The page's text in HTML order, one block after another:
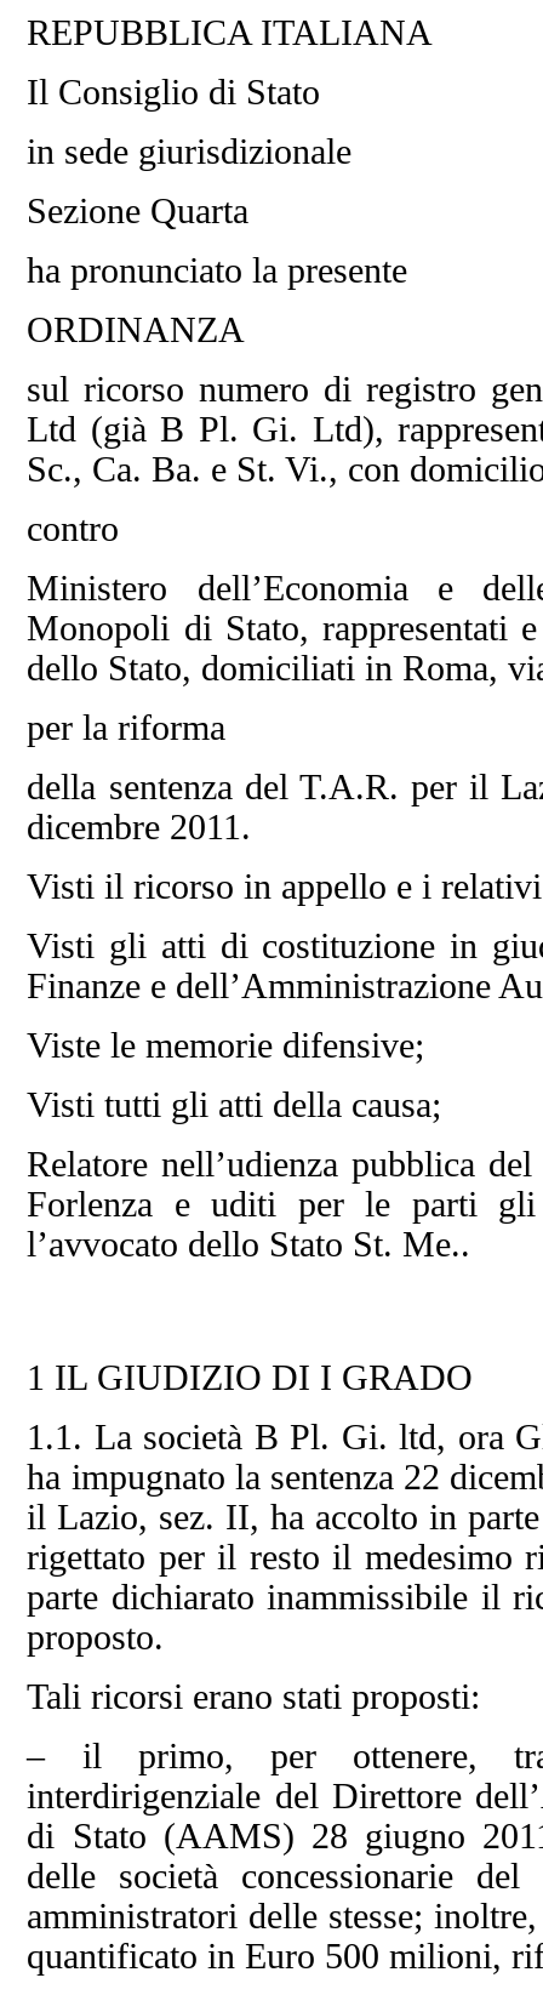
REPUBBLICA ITALIANA
Il Consiglio di Stato
in sede giurisdizionale
Sezione Quarta
ha pronunciato la presente
ORDINANZA
sul ricorso numero di registro
Ltd (già B Pl. Gi. Ltd),
Sc., Ca. Ba. e St. Vi., con
contro
Ministero dell’Economia e
Monopoli di Stato, rappresentati
dello Stato, domiciliati in Roma,
per la riforma
della sentenza del T.A.R. per il
dicembre 2011.
Visti il ricorso in appello e i
Visti gli atti di costituzione in
Finanze e dell’Amministrazione
Viste le memorie difensive;
Visti tutti gli atti della causa;
Relatore nell’udienza pubblica
Forlenza e uditi per le parti
l’avvocato dello Stato St. Me..
1 IL GIUDIZIO DI I GRADO
1.1. La società B Pl. Gi. ltd, ora
ha impugnato la sentenza 22
il Lazio, sez. II, ha accolto in
rigettato per il resto il medesimo
parte dichiarato inammissibile il
proposto.
Tali ricorsi erano stati proposti:
– il primo, per ottenere, tra
interdirigenziale del Direttore
di Stato (AAMS) 28 giugno
delle società concessionarie
amministratori delle stesse;
quantificato in Euro 500 milioni,